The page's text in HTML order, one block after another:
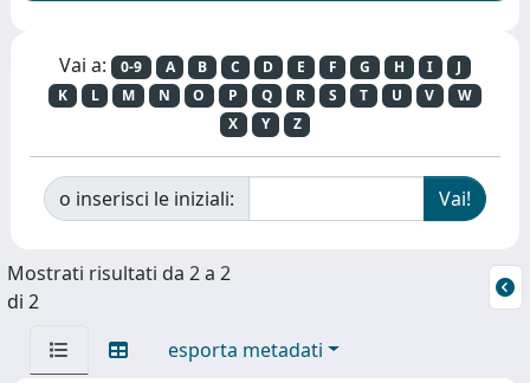
Vai a: 0-9 A B C D E F G H I
J
K
L M N O P Q R S T U V
W
X
Y Z
o inserisci le iniziali:
Mostrati risultati da 2 a 2
di 2
esporta metadati